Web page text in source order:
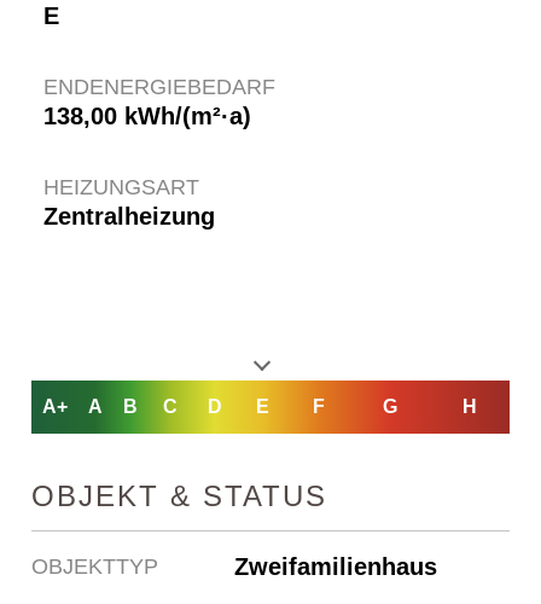
E
ENDENERGIEBEDARF
138,00 kWh/(m²·a)
HEIZUNGSART
Zentralheizung
A+ A B C D E F G H
OBJEKT & STATUS
OBJEKTTYP Zweifamilienhaus